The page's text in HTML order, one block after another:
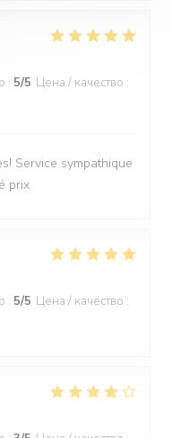
: 5/5 Цена / качество :
Service sympathique
prix
: 5/5 Цена / качество :